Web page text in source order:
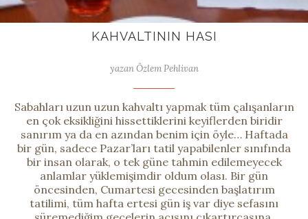
KAHVALTININ HASI
yazan Özlem Pehlivan
Sabahları uzun uzun kahvaltı yapmak tüm çalışanların
en çok eksikliğini hissettiklerini keyiflerden biridir
sanırım ya da en azından benim için öyle… Haftada
bir gün, sadece Pazar’ları tatil yapabilenler sınıfında
bir insan olarak, o tek güne tahmin edilemeyecek
anlamlar yüklemişimdir oldum olası. Bir gün
öncesinden, Cumartesi gecesinden başlatırım
tatilimi, tüm hafta ertesi gün iş var diye sefasını